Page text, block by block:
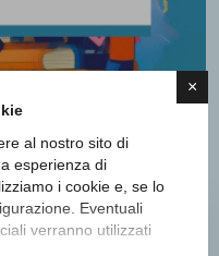
×
al nostro sito di
esperienza di
i cookie e, se lo
Eventuali
verranno utilizzati
Diritti e